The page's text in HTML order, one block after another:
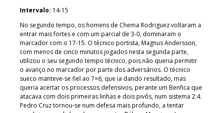
Intervalo: 14-15
No segundo tempo, os homens de Chema Rodriguez voltaram a
entrar mais fortes e com um parcial de 3-0, dominaram o
marcador com o 17-15. O técnico portista, Magnus Andersson,
com menos de cinco minutos jogados nesta segunda parte,
utilizou o seu segundo tempo técnico, pois não queria permitir
o avanço no marcador por parte dos adversários. O técnico
sueco manteve-se fiel ao 7×6, que ia dando resultado, mas
queria acertar os processos defensivos, perante um Benfica que
atacava com dois primeiras linhas e dois pivôs, num sistema 2:4.
Pedro Cruz tornou-se num defesa mais profundo, a tentar